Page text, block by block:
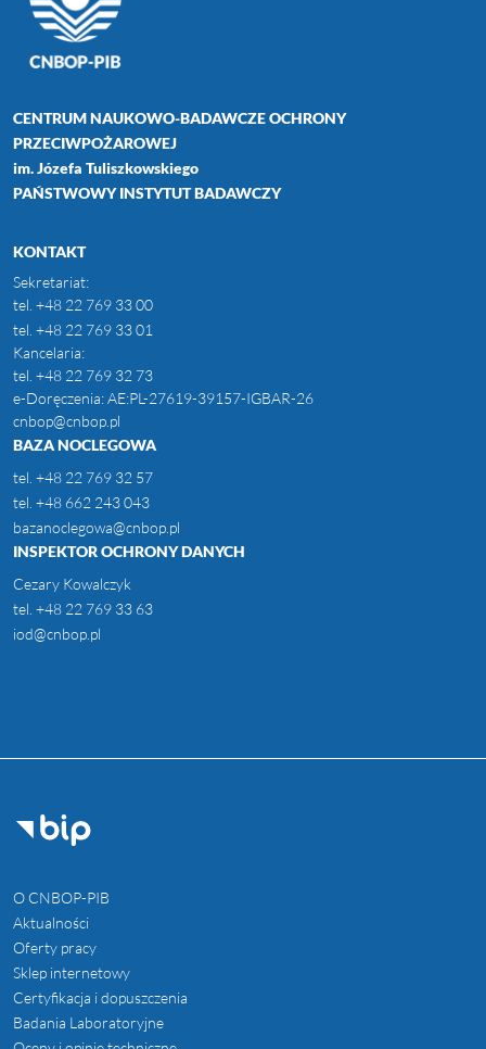
CENTRUM NAUKOWO-BADAWCZE OCHRONY
PRZECIWPOŻAROWEJ
im. Józefa Tuliszkowskiego
PAŃSTWOWY INSTYTUT BADAWCZY
KONTAKT
Sekretariat:
tel. +48 22 769 33 00
tel. +48 22 769 33 01
Kancelaria:
tel. +48 22 769 32 73
e-Doręczenia: AE:PL-27619-39157-IGBAR-26
cnbop@cnbop.pl
BAZA NOCLEGOWA
tel. +48 22 769 32 57
tel. +48 662 243 043
bazanoclegowa@cnbop.pl
INSPEKTOR OCHRONY DANYCH
Cezary Kowalczyk
tel. +48 22 769 33 63
iod@cnbop.pl
O CNBOP-PIB
Aktualności
Oferty pracy
Sklep internetowy
Certyfikacja i dopuszczenia
Badania Laboratoryjne